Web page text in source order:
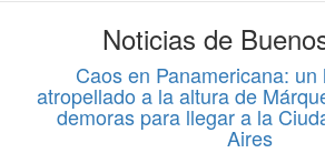
Noticias de
Caos en Panamericana: un
atropellado a la altura de
demoras para llegar a la
Aires